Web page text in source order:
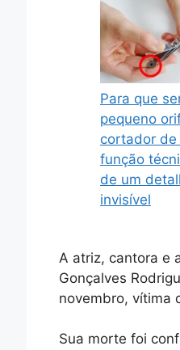
Para que
pequeno
cortador de
função
de um
invisível
A atriz, cantora e
Gonçalves
novembro, vítima
Sua morte foi